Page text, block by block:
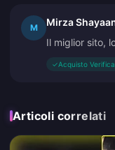
M Mirza
Il miglior sito,
✓Acquisto
Articoli correlati